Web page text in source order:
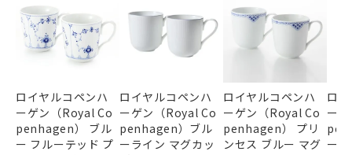
ロイヤルコペンハ
ーゲン（Royal Co
penhagen） ブル
ー フルーテッド プ
ロイヤルコペンハ
ーゲン（Royal Co
penhagen）ブル
ーライン マグカッ
ロイヤルコペンハ
ーゲン（Royal Co
penhagen） プリ
ンセス ブルー マグ
ロ
ー
ー